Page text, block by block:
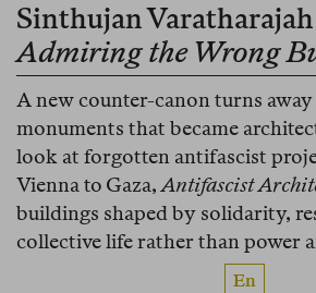
Sinthujan Varatharajah
Admiring the Wrong
A new counter-canon turns
monuments that became
look at forgotten antifascist
Vienna to Gaza,Antifascist
buildings shaped by solidarity,
collective life rather than power
En